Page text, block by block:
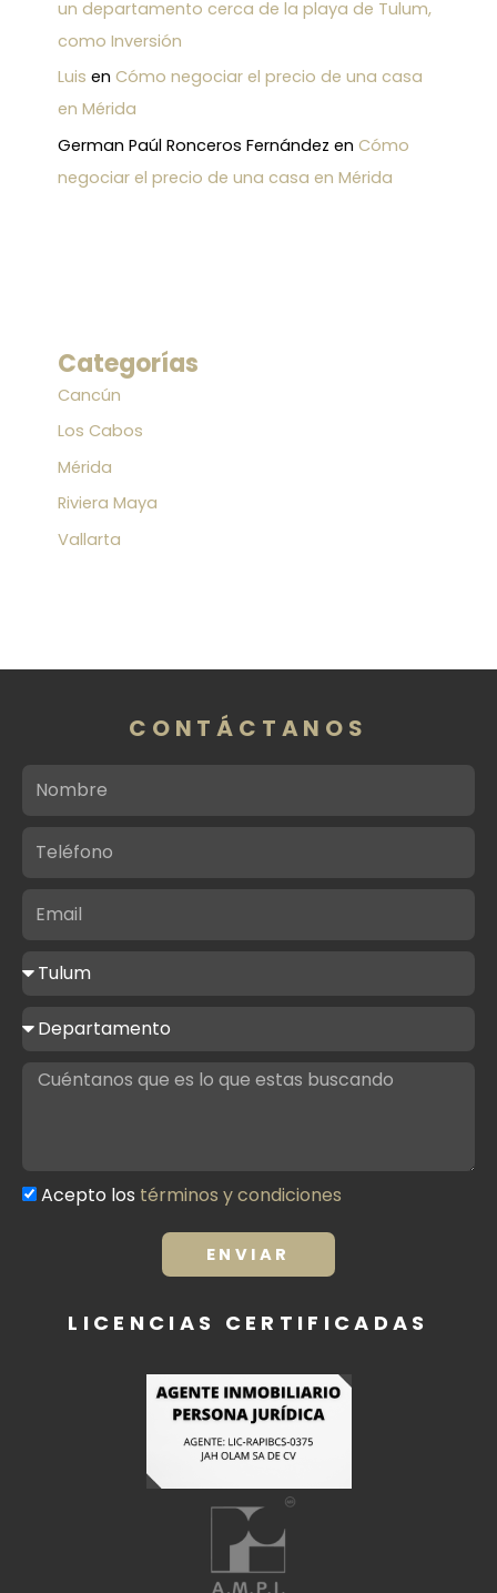
un departamento cerca de la playa de Tulum,
como Inversión
Luis en Cómo negociar el precio de una casa
en Mérida
German Paúl Ronceros Fernández en Cómo
negociar el precio de una casa en Mérida
Categorías
Cancún
Los Cabos
Mérida
Riviera Maya
Vallarta
CONTÁCTANOS
Nombre
Teléfono
Ciudad
interés
Tipo
propiedad
Mensaje
Términos
Acepto los términos y condiciones
ENVIAR
LICENCIAS CERTIFICADAS